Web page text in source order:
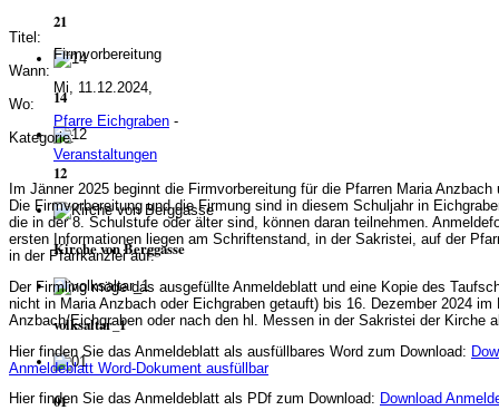
21
14
12
Kirche von Berggasse
volksaltar_1
01
Titel:
Firmvorbereitung
Wann:
Mi, 11.12.2024,
Wo:
Pfarre Eichgraben -
Kategorie:
Veranstaltungen
Im Jänner 2025 beginnt die Firmvorbereitung für die Pfarren Maria Anzbach
Die Firmvorbereitung und die Firmung sind in diesem Schuljahr in
die in der 8. Schulstufe oder älter sind, können daran teilnehmen.
ersten Informationen liegen am Schriftenstand, in der Sakristei, auf der
in der Pfarrkanzlei auf.
Der Firmling möge das ausgefüllte Anmeldeblatt und eine Kopie des
nicht in Maria Anzbach oder Eichgraben getauft) bis 16. Dezember 2024 im
Anzbach/Eichgraben oder nach den hl. Messen in der Sakristei der Kirche
Hier finden Sie das Anmeldeblatt als ausfüllbares Word zum Download:
Anmeldeblatt Word-Dokument ausfüllbar
Hier finden Sie das Anmeldeblatt als PDf zum Download: Download